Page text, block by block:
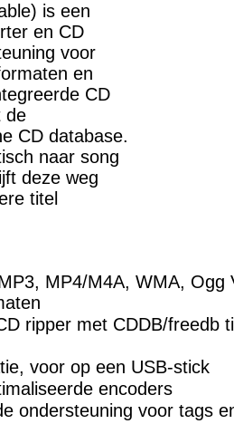
is een
en CD
voor
en
CD
de
CD database.
naar song
deze weg
titel
MP4/M4A, WMA, Ogg
ripper met CDDB/freedb
voor op een USB-stick
encoders
ondersteuning voor tags